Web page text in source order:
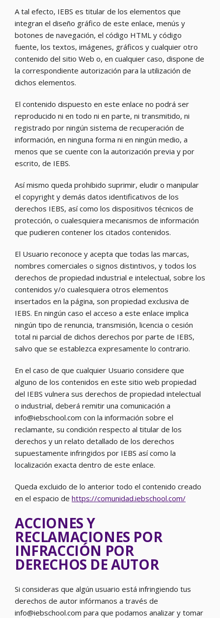
A tal efecto, IEBS es titular de los elementos que
integran el diseño gráfico de este enlace, menús y
botones de navegación, el código HTML y código
fuente, los textos, imágenes, gráficos y cualquier otro
contenido del sitio Web o, en cualquier caso, dispone de
la correspondiente autorización para la utilización de
dichos elementos.
El contenido dispuesto en este enlace no podrá ser
reproducido ni en todo ni en parte, ni transmitido, ni
registrado por ningún sistema de recuperación de
información, en ninguna forma ni en ningún medio, a
menos que se cuente con la autorización previa y por
escrito, de IEBS.
Así mismo queda prohibido suprimir, eludir o manipular
el copyright y demás datos identificativos de los
derechos IEBS, así como los dispositivos técnicos de
protección, o cualesquiera mecanismos de información
que pudieren contener los citados contenidos.
El Usuario reconoce y acepta que todas las marcas,
nombres comerciales o signos distintivos, y todos los
derechos de propiedad industrial e intelectual, sobre los
contenidos y/o cualesquiera otros elementos
insertados en la página, son propiedad exclusiva de
IEBS. En ningún caso el acceso a este enlace implica
ningún tipo de renuncia, transmisión, licencia o cesión
total ni parcial de dichos derechos por parte de IEBS,
salvo que se establezca expresamente lo contrario.
En el caso de que cualquier Usuario considere que
alguno de los contenidos en este sitio web propiedad
del IEBS vulnera sus derechos de propiedad intelectual
o industrial, deberá remitir una comunicación a
info@iebschool.com con la información sobre el
reclamante, su condición respecto al titular de los
derechos y un relato detallado de los derechos
supuestamente infringidos por IEBS así como la
localización exacta dentro de este enlace.
Queda excluido de lo anterior todo el contenido creado
en el espacio de https://comunidad.iebschool.com/
ACCIONES Y
RECLAMACIONES POR
INFRACCIÓN POR
DERECHOS DE AUTOR
Si consideras que algún usuario está infringiendo tus
derechos de autor infórmanos a través de
info@iebschool.com para que podamos analizar y tomar